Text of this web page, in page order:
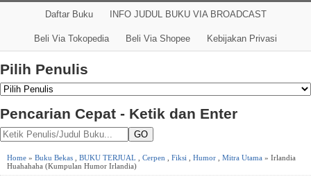
Daftar Buku INFO JUDUL BUKU VIA BROADCAST
Beli Via Tokopedia Beli Via Shopee Kebijakan Privasi
Pilih Penulis
Pencarian Cepat - Ketik dan Enter
GO
Home » Buku Bekas BUKU TERJUAL Cerpen Fiksi Humor Mitra Utama » Irlandia
Huahahaha (Kumpulan Humor Irlandia)